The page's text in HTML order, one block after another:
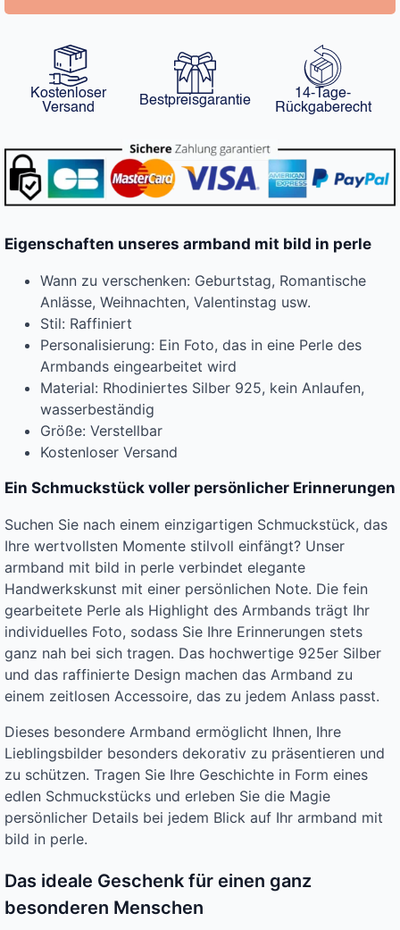
Kostenloser
Versand
Bestpreisgarantie
14-Tage-
Rückgaberecht
Eigenschaften unseres armband mit bild in perle
Wann zu verschenken: Geburtstag, Romantische
Anlässe, Weihnachten, Valentinstag usw.
Stil: Raffiniert
Personalisierung: Ein Foto, das in eine Perle des
Armbands eingearbeitet wird
Material: Rhodiniertes Silber 925, kein Anlaufen,
wasserbeständig
Größe: Verstellbar
Kostenloser Versand
Ein Schmuckstück voller persönlicher Erinnerungen
Suchen Sie nach einem einzigartigen Schmuckstück, das
Ihre wertvollsten Momente stilvoll einfängt? Unser
armband mit bild in perle verbindet elegante
Handwerkskunst mit einer persönlichen Note. Die fein
gearbeitete Perle als Highlight des Armbands trägt Ihr
individuelles Foto, sodass Sie Ihre Erinnerungen stets
ganz nah bei sich tragen. Das hochwertige 925er Silber
und das raffinierte Design machen das Armband zu
einem zeitlosen Accessoire, das zu jedem Anlass passt.
Dieses besondere Armband ermöglicht Ihnen, Ihre
Lieblingsbilder besonders dekorativ zu präsentieren und
zu schützen. Tragen Sie Ihre Geschichte in Form eines
edlen Schmuckstücks und erleben Sie die Magie
persönlicher Details bei jedem Blick auf Ihr armband mit
bild in perle.
Das ideale Geschenk für einen ganz
besonderen Menschen